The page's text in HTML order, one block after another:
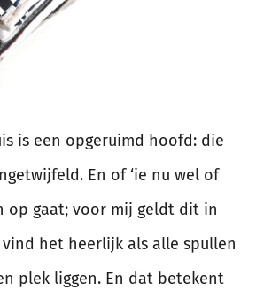
is een opgeruimd hoofd: die
En of ‘ie nu wel of
op gaat; voor mij geldt dit in
het heerlijk als alle spullen
plek liggen. En dat betekent